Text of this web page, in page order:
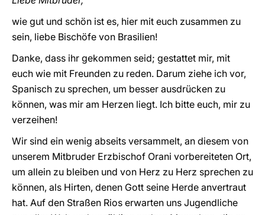
wie gut und schön ist es, hier mit euch zusammen zu
sein, liebe Bischöfe von Brasilien!
Danke, dass ihr gekommen seid; gestattet mir, mit
euch wie mit Freunden zu reden. Darum ziehe ich vor,
Spanisch zu sprechen, um besser ausdrücken zu
können, was mir am Herzen liegt. Ich bitte euch, mir zu
verzeihen!
Wir sind ein wenig abseits versammelt, an diesem von
unserem Mitbruder Erzbischof Orani vorbereiteten Ort,
um allein zu bleiben und von Herz zu Herz sprechen zu
können, als Hirten, denen Gott seine Herde anvertraut
hat. Auf den Straßen Rios erwarten uns Jugendliche